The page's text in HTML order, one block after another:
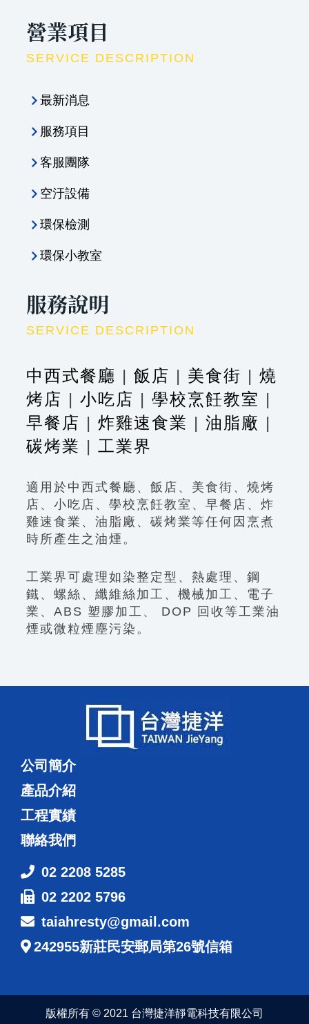
營業項目
SERVICE DESCRIPTION
最新消息
服務項目
客服團隊
空汙設備
環保檢測
環保小教室
服務說明
SERVICE DESCRIPTION
中西式餐廳 | 飯店 | 美食街 | 燒
烤店 | 小吃店 | 學校烹飪教室 |
早餐店 | 炸雞速食業 | 油脂廠 |
碳烤業 | 工業界
適用於中西式餐廳、飯店、美食街、燒烤
店、小吃店、學校烹飪教室、早餐店、炸
雞速食業、油脂廠、碳烤業等任何因烹煮
時所產生之油煙。
工業界可處理如染整定型、熱處理、鋼
鐵、螺絲、纖維絲加工、機械加工、電子
業、ABS 塑膠加工、 DOP 回收等工業油
煙或微粒煙塵污染。
公司簡介
產品介紹
工程實績
聯絡我們
02 2208 5285
02 2202 5796
taiahresty@gmail.com
242955新莊民安郵局第26號信箱
版權所有 © 2021 台灣捷洋靜電科技有限公司